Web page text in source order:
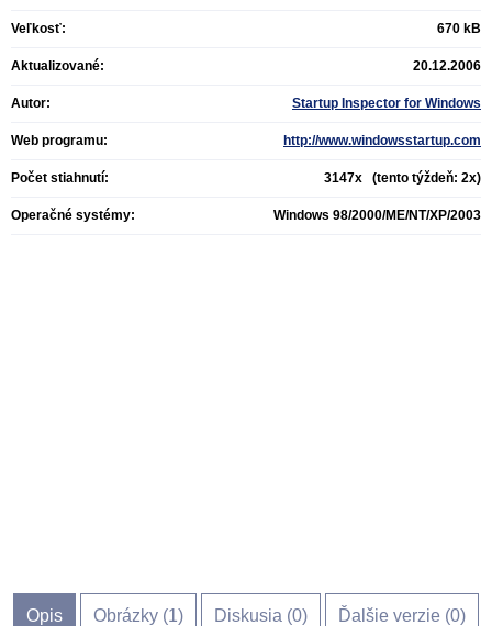
Veľkosť: 670 kB
Aktualizované: 20.12.2006
Autor: Startup Inspector for Windows
Web programu: http://www.windowsstartup.com
Počet stiahnutí: 3147x (tento týždeň: 2x)
Operačné systémy: Windows 98/2000/ME/NT/XP/2003
Opis Obrázky (1) Diskusia (0) Ďalšie verzie (0)